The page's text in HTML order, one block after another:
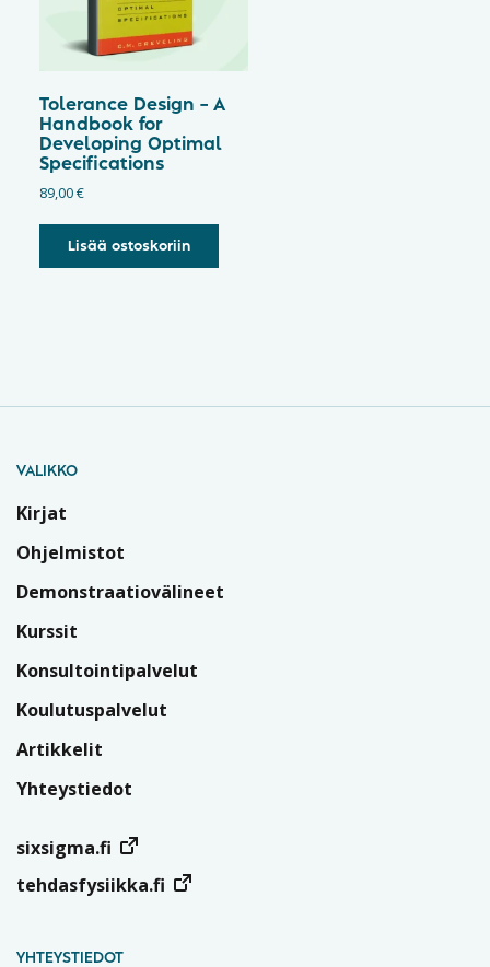
Tolerance Design – A
Handbook for
Developing Optimal
Specifications
89,00€
Lisää ostoskoriin
VALIKKO
Kirjat
Ohjelmistot
Demonstraatiovälineet
Kurssit
Konsultointipalvelut
Koulutuspalvelut
Artikkelit
Yhteystiedot
sixsigma.fi
tehdasfysiikka.fi
YHTEYSTIEDOT